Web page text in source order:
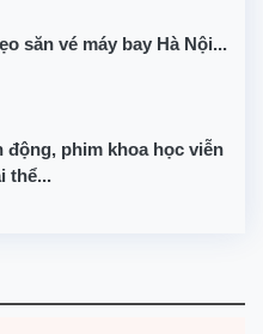
săn vé máy bay Hà Nội...
động, phim khoa học viễn
thể...